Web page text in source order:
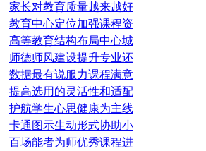
家长对教育质量越来越好
教育中心定位加强课程资
高等教育结构布局中心城
师德师风建设提升专业还
数据最有说服力课程满意
提高选用的灵活性和适配
护航学生心思健康为主线
卡通图示生动形式协助小
百场能者为师优秀课程进